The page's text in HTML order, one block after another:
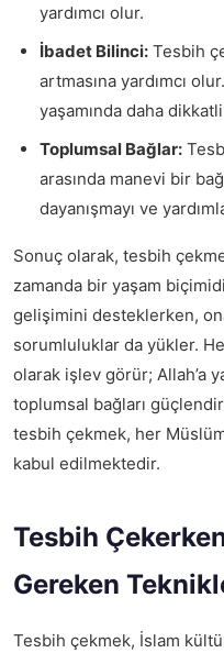
yardımcı olur.
İbadet Bilinci: Tesbih
artmasına yardımcı
yaşamında daha dikkatli
Toplumsal Bağlar:
arasında manevi bir
dayanışmayı ve
Sonuç olarak, tesbih
zamanda bir yaşam
gelişimini desteklerken,
sorumluluklar da yükler.
olarak işlev görür; Allah’a
toplumsal bağları
tesbih çekmek, her
kabul edilmektedir.
Tesbih
Gereken
Tesbih çekmek, İslam